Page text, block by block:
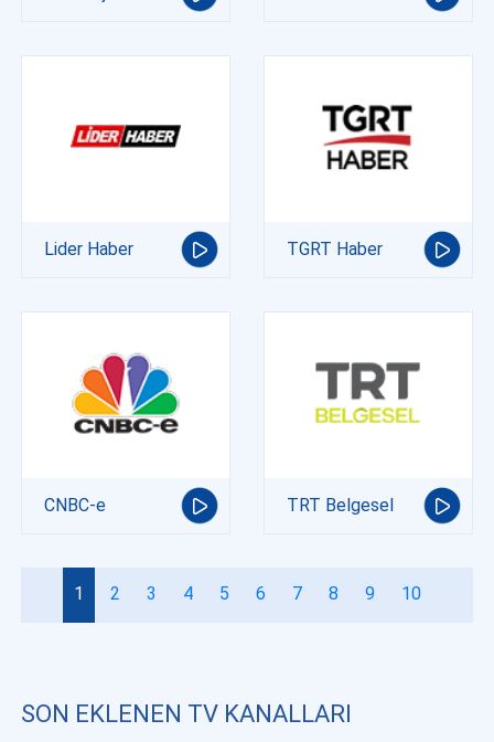
Lider Haber TGRT Haber
CNBC-e TRT Belgesel
1 2 3 4 5 6 7 8 9 10
SON EKLENEN TV KANALLARI